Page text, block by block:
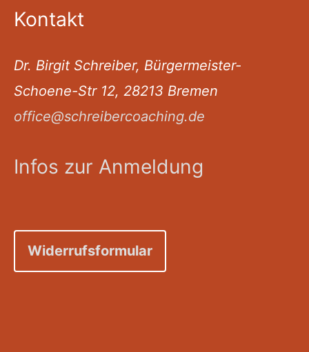
Kontakt
Dr. Birgit Schreiber, Bürgermeister-
Schoene-Str 12, 28213 Bremen
office@schreibercoaching.de
Infos zur Anmeldung
Widerrufsformular